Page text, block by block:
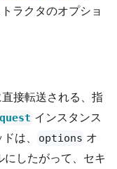
ラクタのオプショ
接転送される、指
インスタンス
は、 options オ
したがって、セキ